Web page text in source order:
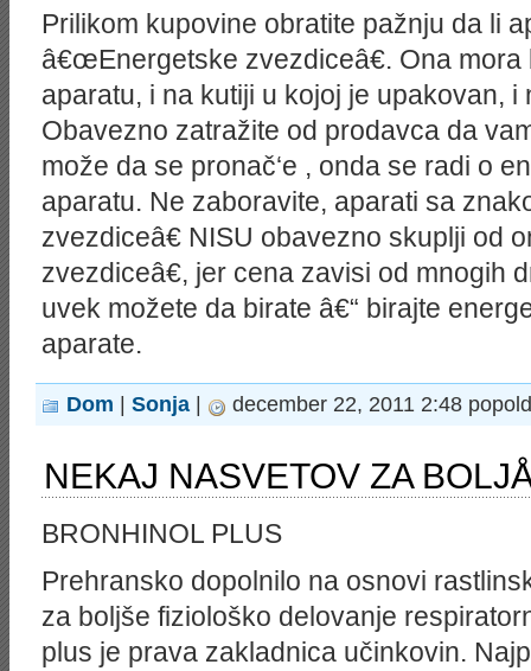
Prilikom kupovine obratite pažnju da li
â€œEnergetske zvezdiceâ€. Ona
aparatu, i na kutiji u kojoj je upakovan,
Obavezno zatražite od prodavca da
može da se pronač‘e , onda se radi o
aparatu. Ne zaboravite, aparati sa
zvezdiceâ€ NISU obavezno skuplji od
zvezdiceâ€, jer cena zavisi od mnogih
uvek možete da birate â€“ birajte
aparate.
Dom Sonja december 22, 2011 2:48
NEKAJ NASVETOV ZA
BRONHINOL PLUS
Prehransko dopolnilo na osnovi
za boljše fiziološko delovanje
plus je prava zakladnica učinkovin.